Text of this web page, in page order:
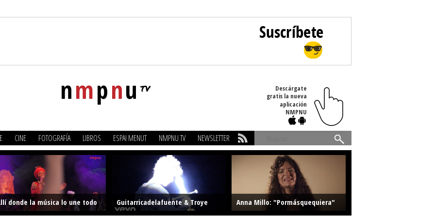
nmpnu tv
Descárgate
gratis la nueva
aplicación
NMPNU
CINE FOTOGRAFÍA LIBROS ESPAI MENUT NMPNU TV NEWSLETTER
Buscar
donde la música lo une todo
Guitarricadelafuente & Troye
Anna Millo: "Pormásquequiera"